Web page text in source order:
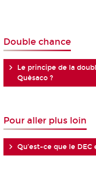
Double chance
Le principe de la
Quèsaco ?
Pour aller plus loin
Qu’est-ce que le